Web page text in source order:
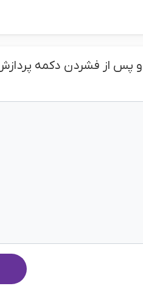
و پس از فشردن دکمه